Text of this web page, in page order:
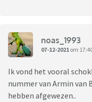
noas_1993
07-12-2021 om
Ik vond het vooral
nummer van Armin van
hebben afgewezen..